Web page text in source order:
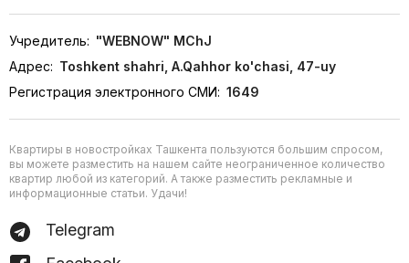
Учредитель: "WEBNOW" MChJ
Адрес: Toshkent shahri, A.Qahhor ko'chasi, 47-uy
Регистрация электронного СМИ: 1649
Квартиры в новостройках Ташкента пользуются большим спросом,
вы можете разместить на нашем сайте неограниченное количество
квартир любой из категорий. А также разместить рекламные и
информационные статьи. Удачи!
Telegram